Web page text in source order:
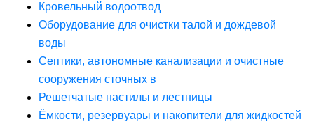
Кровельный водоотвод
Оборудование для очистки талой и дождевой
воды
Септики, автономные канализации и очистные
сооружения сточных в
Решетчатые настилы и лестницы
Ёмкости, резервуары и накопители для жидкостей